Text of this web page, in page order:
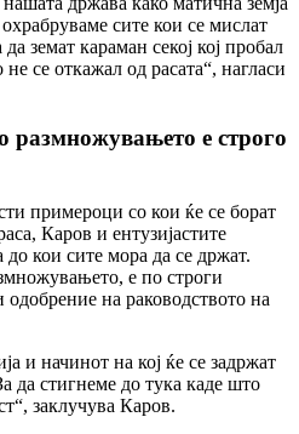
сите кои се мислат
земат караман секој кој пробал
се откажал од расата“, нагласи
размножувањето е строго
примероци со кои ќе се борат
Каров и ентузијастите
кои сите мора да се држат.
е по строги
на раководството на
и начинот на кој ќе се задржат
да стигнеме до тука каде што
заклучува Каров.